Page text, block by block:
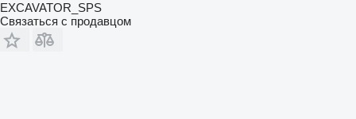
EXCAVATOR_SPS
Связаться с продавцом